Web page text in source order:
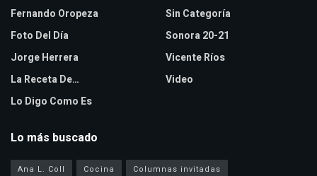
Fernando Oropeza
Foto Del Día
Jorge Herrera
La Receta De…
Lo Digo Como Es
Sin Categoría
Sonora 20-21
Vicente Ríos
Video
Lo más buscado
Ana L. Coll Cocina
Columnas invitadas